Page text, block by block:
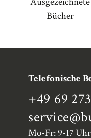
Bücher
Telefonische
+49 69
service
Mo-Fr: 9-17 Uhr